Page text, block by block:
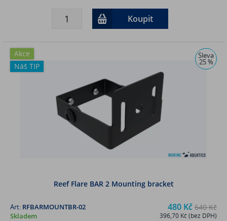
Koupit
Akce
Náš TIP
Sleva
25 %
Reef Flare BAR 2 Mounting bracket
480 Kč 640 Kč
396,70 Kč (bez DPH)
Art: RFBARMOUNTBR-02
Skladem